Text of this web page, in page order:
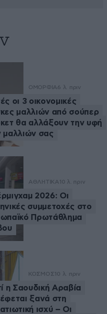
ΟΜΟΡΦΙΑ6 λ. πριν
οι 3 οικονομικές
μαλλιών από σούπερ
θα αλλάξουν την υφή
μαλλιών σας
ΑΘΛΗΤΙΚΑ 10 λ. πριν
2026: Οι
συμμετοχές στο
Πρωτάθλημα
ΚΟΣΜΟΣ 10 λ. πριν
η Σαουδική Αραβία
ξανά στη
ισχύ – Οι